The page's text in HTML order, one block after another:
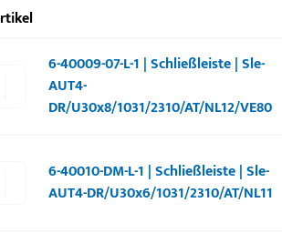
Artikel
6-40009-07-L-1 | Schließleiste | Sle-
AUT4-
DR/U30x8/1031/2310/AT/NL12/VE80
6-40010-DM-L-1 | Schließleiste | Sle-
AUT4-DR/U30x6/1031/2310/AT/NL11